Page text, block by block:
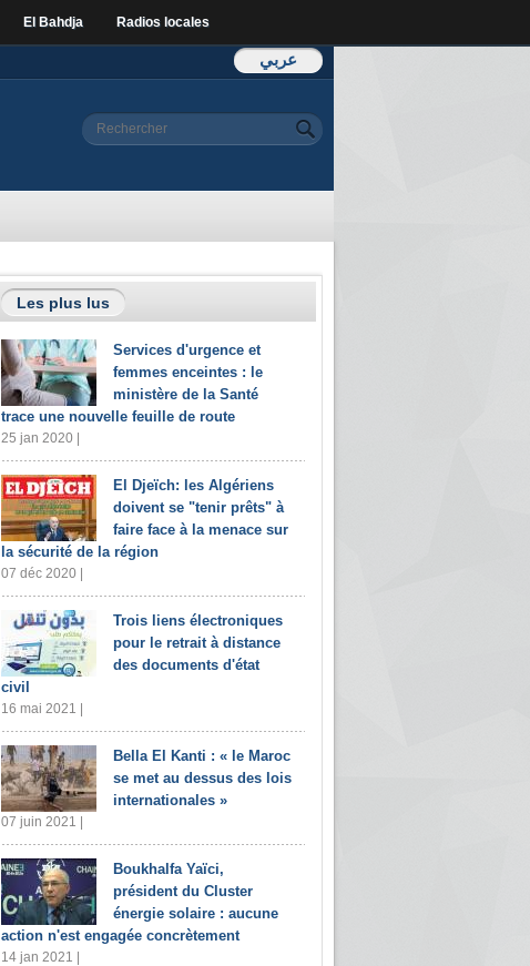
El Bahdja Radios locales
عربي
Formulaire de
Rechercher
Les plus lus
Services d'urgence et
femmes enceintes : le
ministère de la Santé
trace une nouvelle feuille de route
25 jan 2020 |
El Djeïch: les Algériens
doivent se "tenir prêts" à
faire face à la menace sur
la sécurité de la région
07 déc 2020 |
Trois liens électroniques
pour le retrait à distance
des documents d'état
civil
16 mai 2021 |
Bella El Kanti : « le Maroc
se met au dessus des lois
internationales »
07 juin 2021 |
Boukhalfa Yaïci,
président du Cluster
énergie solaire : aucune
action n'est engagée concrètement
14 jan 2021 |